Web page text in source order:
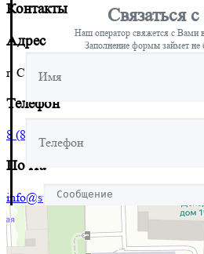
Связаться
Наш оператор свяжется с Вами
Заполнение формы займет не
Контакты
Адрес
г. Санкт-Петербург 8‑я
Телефон
8 (804) 555-10-39
Почта
info@stroy-reyestr.ru